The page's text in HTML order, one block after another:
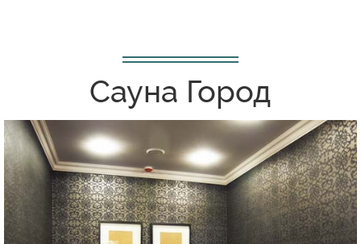
Сауна Город